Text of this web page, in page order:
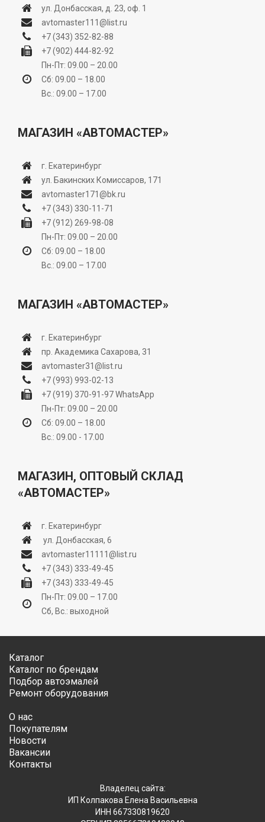
ул. Донбасская, д. 23, оф. 1
avtomaster111@list.ru
+7 (343) 352-82-88
+7 (902) 444-82-92
Пн-Пт: 09.00 – 20.00
Сб: 09.00 – 18.00
Вс.: 09.00 – 17.00
МАГАЗИН «АВТОМАСТЕР»
г. Екатеринбург
ул. Бакинских Комиссаров, 171
avtomaster171@bk.ru
+7 (343) 330-11-71
+7 (912) 269-98-08
Пн-Пт: 09.00 – 20.00
Сб: 09.00 – 18.00
Вс.: 09.00 – 17.00
МАГАЗИН «АВТОМАСТЕР»
г. Екатеринбург
пр. Академика Сахарова, 31
avtomaster31@list.ru
+7 (993) 993-02-13
+7 (919) 370-91-97WhatsApp
Пн-Пт: 09.00 – 20.00
Сб: 09.00 – 18.00
Вс.: 09.00 - 17.00
МАГАЗИН, ОПТОВЫЙ СКЛАД
«АВТОМАСТЕР»
г. Екатеринбург
ул. Донбасская, 6
avtomaster11111@list.ru
+7 (343) 333-49-45
+7 (343) 333-49-45
Пн-Пт: 09.00 – 17.00
Сб, Вс.: выходной
Каталог
Каталог по брендам
Подбор автоэмалей
Ремонт оборудования
О нас
Покупателям
Новости
Вакансии
Контакты
Владелец сайта:
ИП Колпакова Елена Васильевна
ИНН 667330819620